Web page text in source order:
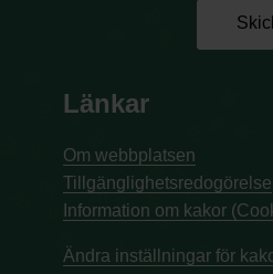
Länkar
Om webbplatsen
Tillgänglighetsredogörelse
Information om kakor
Ändra inställningar för